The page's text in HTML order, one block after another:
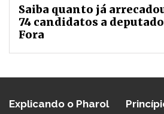
Saiba quanto já
74 candidatos a
Fora
Explicando o Pharol